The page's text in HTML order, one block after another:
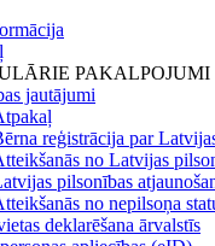
PAKALPOJUMI
jautājumi
reģistrācija par
no Latvijas
pilsonības
no nepilsoņa
deklarēšana ārvalstīs